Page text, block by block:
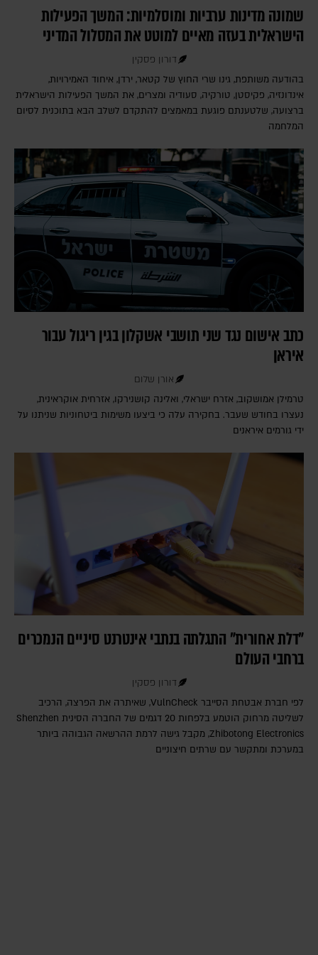
שמונה מדינות ערביות ומוסלמיות: המשך הפעילות
הישראלית בעזה מאיים למוטט את המסלול המדיני
דורון פסקין
בהודעה משותפת, גינו שרי החוץ של קטאר, ירדן, איחוד האמירויות,
אינדונזיה, פקיסטן, טורקיה, סעודיה ומצרים, את המשך הפעילות הישראלית
ברצועה, שלטענתם פוגעת במאמצים להתקדם לשלב הבא בתוכנית לסיום
המלחמה
כתב אישום נגד שני תושבי אשקלון בגין ריגול עבור
איראן
אורן שלום
טרמילן אמושקוב, אזרח ישראלי, ואלינה קושנירקו, אזרחית אוקראינית,
נעצרו בחודש שעבר. בחקירה עלה כי ביצעו משימות ביטחוניות שניתנו על
ידי גורמים איראנים
"דלת אחורית" התגלתה בנתבי אינטרנט סיניים הנמכרים
ברחבי העולם
דורון פסקין
לפי חברת אבטחת הסייבר VulnCheck‎, שאיתרה את הפרצה, הרכיב
לשליטה מרחוק הוטמע בלפחות 20 דגמים של החברה הסינית Shenzhen
Zhibotong Electronics‎, מקבל גישה לרמת ההרשאה הגבוהה ביותר
במערכת ומתקשר עם שרתים חיצוניים